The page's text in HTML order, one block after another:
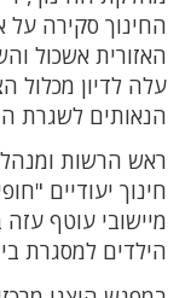
החינוך סקירה
האזורית אשכול
עלה לדיון מכלול
הנאותים לשגרת
ראש הרשות
חינוך יעודיים
מיישובי עוטף
הילדים למסגרת